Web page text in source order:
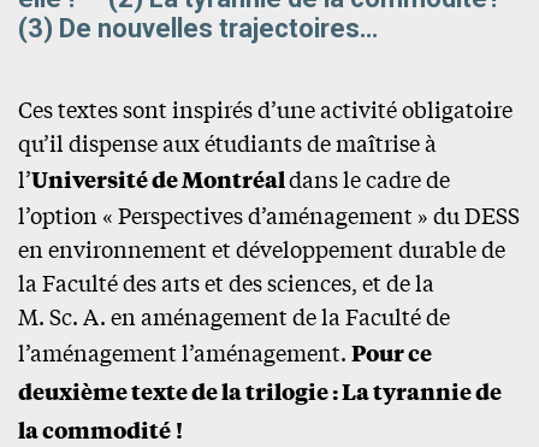
(3) De nouvelles trajectoires…
Ces textes sont inspirés d’une activité obligatoire
qu’il dispense aux étudiants de maîtrise à
l’Université de Montréaldans le cadre de
l’option « Perspectives d’aménagement » du DESS
en environnement et développement durable de
la Faculté des arts et des sciences, et de la
M. Sc. A. en aménagement de la Faculté de
l’aménagement l’aménagement.Pour ce
deuxième texte de la trilogie : La tyrannie de
la commodité !